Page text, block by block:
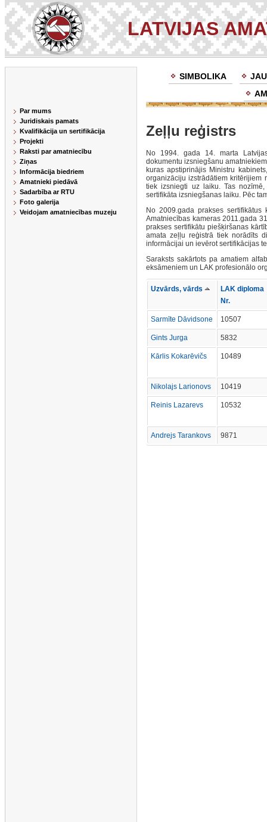
LATVIJAS
SIMBOLIKA
Par mums
Juridiskais pamats
Kvalifikācija un sertifikācija
Projekti
Raksti par amatniecību
Ziņas
Informācija biedriem
Amatnieki piedāvā
Sadarbība ar RTU
Foto galerija
Veidojam amatniecības muzeju
Zeļļu reģistrs
No 1994. gada 14. marta
dokumentu izsniegšanu
kuras apstiprinājis Ministru
organizāciju izstrādātiem kritērijiem
tiek izsniegti uz laiku. Tas
sertifikāta izsniegšanas laiku. Pēc
No 2009.gada prakses
Amatniecības kameras 2011.gada
prakses sertifikātu piešķiršanas
amata zeļļu reģistrā tiek norādīts
informācijai un ievērot sertifikācijas
Saraksts sakārtots pa amatiem
eksāmeniem un LAK profesionālo
Uzvārds, vārds
LAK diploma
Nr.
Sarmīte Dāvidsone 10507
Gints Jurga 5832
Kārlis Kokarēvičs 10489
Nikolajs Larionovs 10419
Reinis Lazarevs 10532
Andrejs Tarankovs 9871